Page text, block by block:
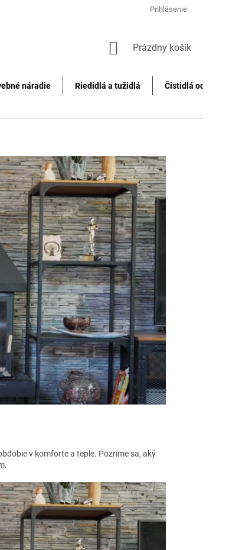
Prihlásenie
NÁKUPNÝ
Prázdny košík
náradie Riedidlá a tužidlá Čistidlá odstraňovače
v komforte a teple. Pozrime sa, aký